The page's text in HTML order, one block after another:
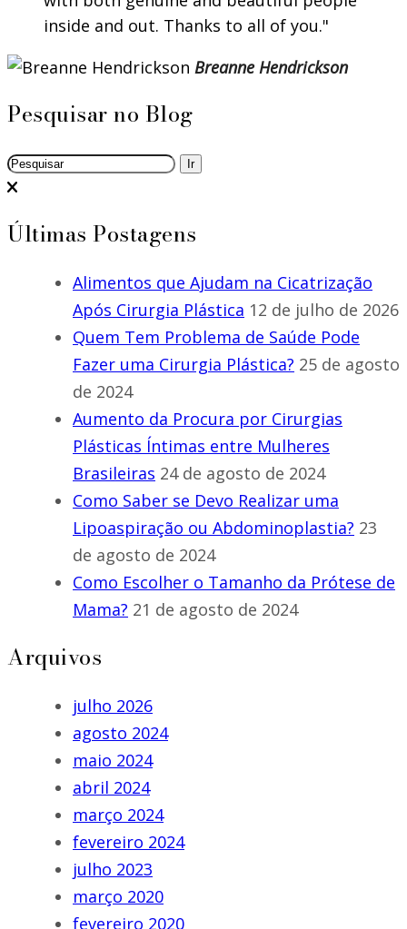
inside and out. Thanks to all of you.
Breanne Hendrickson
Pesquisar no Blog
Últimas Postagens
Alimentos que Ajudam na Cicatrização
Após Cirurgia Plástica 12 de julho de 2026
Quem Tem Problema de Saúde Pode
Fazer uma Cirurgia Plástica? 25 de agosto
de 2024
Aumento da Procura por Cirurgias
Plásticas Íntimas entre Mulheres
Brasileiras 24 de agosto de 2024
Como Saber se Devo Realizar uma
Lipoaspiração ou Abdominoplastia? 23
de agosto de 2024
Como Escolher o Tamanho da Prótese de
Mama? 21 de agosto de 2024
Arquivos
julho 2026
agosto 2024
maio 2024
abril 2024
março 2024
fevereiro 2024
julho 2023
março 2020
fevereiro 2020